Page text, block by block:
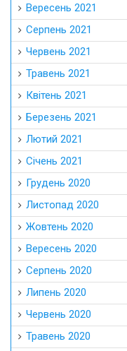
Вересень 2021
Серпень 2021
Червень 2021
Травень 2021
Квітень 2021
Березень 2021
Лютий 2021
Січень 2021
Грудень 2020
Листопад 2020
Жовтень 2020
Вересень 2020
Серпень 2020
Липень 2020
Червень 2020
Травень 2020